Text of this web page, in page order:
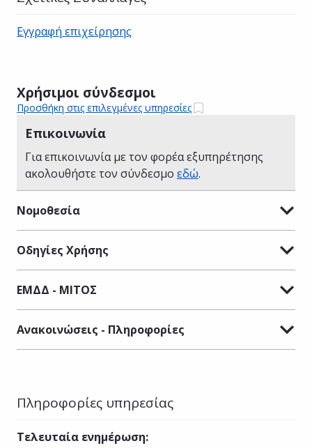
Χρήσιμοι σύνδεσμοι
Προσθήκη στις επιλεγμένες υπηρεσίες
Επικοινωνία
Για επικοινωνία με τον φορέα εξυπηρέτησης
ακολουθήστε τον σύνδεσμο εδώ.
Νομοθεσία
Οδηγίες Χρήσης
ΕΜΔΔ - ΜΙΤΟΣ
Ανακοινώσεις - Πληροφορίες
Εγγραφή επιχείρησης
Πληροφορίες υπηρεσίας
Τελευταία ενημέρωση: